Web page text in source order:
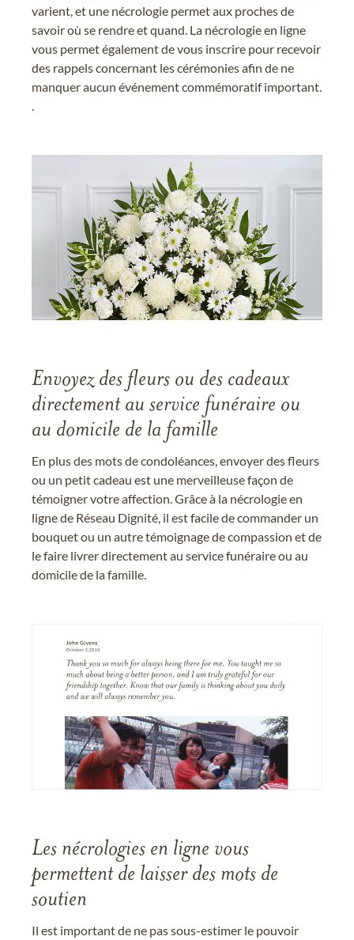
varient, et une nécrologie permet aux proches de
savoir où se rendre et quand. La nécrologie en ligne
vous permet également de vous inscrire pour recevoir
des rappels concernant les cérémonies afin de ne
manquer aucun événement commémoratif important.
Envoyez des fleurs ou des cadeaux
directement au service funéraire ou
au domicile de la famille
En plus des mots de condoléances, envoyer des fleurs
ou un petit cadeau est une merveilleuse façon de
témoigner votre affection. Grâce à la nécrologie en
ligne de Réseau Dignité, il est facile de commander un
bouquet ou un autre témoignage de compassion et de
le faire livrer directement au service funéraire ou au
domicile de la famille.
Les nécrologies en ligne vous
permettent de laisser des mots de
soutien
Il est important de ne pas sous-estimer le pouvoir